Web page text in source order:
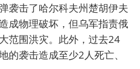
袭击了哈尔科夫州楚胡伊夫
成物理破坏，但乌军指责俄
范围洪灾。此外，过去24
的袭击造成至少2人死亡、